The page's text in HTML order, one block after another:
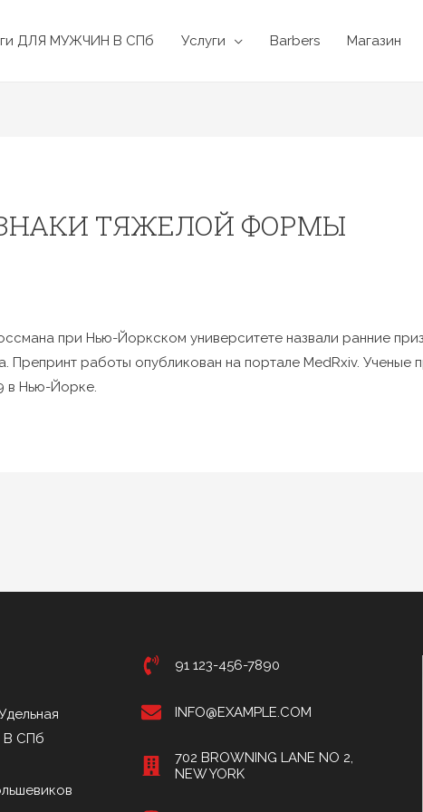
ДЛЯ МУЖЧИН В СПб Услуги Barbers Магазин
ТЯЖЕЛОЙ ФОРМЫ
при Нью-Йоркском университете назвали ранние
Препринт работы опубликован на портале MedRxiv. Ученые
в Нью-Йорке.
В СПб
91 123-456-7890
INFO@EXAMPLE.COM
702 BROWNING LANE NO 2,
NEW YORK